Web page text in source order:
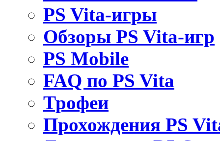
PS Vita-игры
Обзоры PS Vita-игр
PS Mobile
FAQ по PS Vita
Трофеи
Прохождения PS